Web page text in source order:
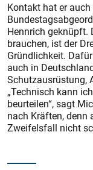
Kontakt hat er
Hennrich geknüpft.
brauchen, ist der
Gründlichkeit.
auch in
Schutzausrüstung,
„Technisch kann
beurteilen“, sagt
nach Kräften, denn
Zweifelsfall nicht